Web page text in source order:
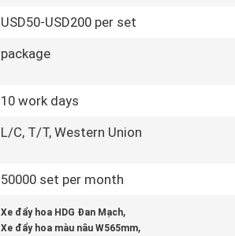
USD50-USD200 per set
package
10 work days
L/C, T/T, Western Union
50000 set per month
Xe đẩy hoa HDG Đan Mạch,
Xe đẩy hoa màu nâu W565mm,